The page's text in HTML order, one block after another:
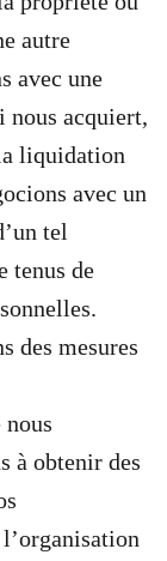
autre
avec une
nous acquiert,
liquidation
avec un
tel
tenus de
des mesures
nous
à obtenir des